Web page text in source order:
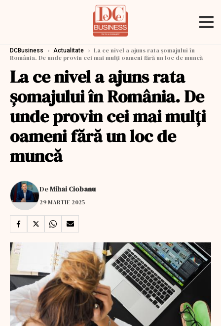
DCBusiness › Actualitate › La ce nivel a ajuns rata şomajului în
România. De unde provin cei mai mulţi oameni fără un loc de muncă
La ce nivel a ajuns rata
şomajului în România. De
unde provin cei mai mulţi
oameni fără un loc de
muncă
DeMihai Ciobanu
29 MARTIE 2025